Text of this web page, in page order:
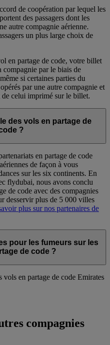
de coopération par lequel les
des passagers dont les
autre compagnie aérienne.
un plus large choix de
en partage de code, votre billet
par le biais de
si certaines parties du
par une autre compagnie et
celui imprimé sur le billet.
des vols en partage de
?
en partage de code
de façon à vous
sur les six continents. En
flydubai, nous avons conclu
de code avec des compagnies
desservir plus de 5 000 villes
plus sur nos partenaires de
pour les fumeurs sur les
de code ?
vols en partage de code Emirates
compagnies